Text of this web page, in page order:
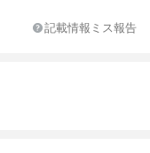
記載情報ミス報告